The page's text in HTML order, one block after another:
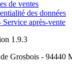
de ventes
des données
après-vente
1.9.3
Grosbois - 94440